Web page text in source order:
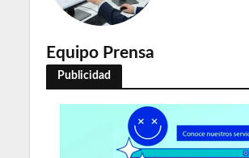
Equipo Prensa
Publicidad